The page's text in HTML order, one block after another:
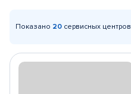
Показано 20 сервисных центров